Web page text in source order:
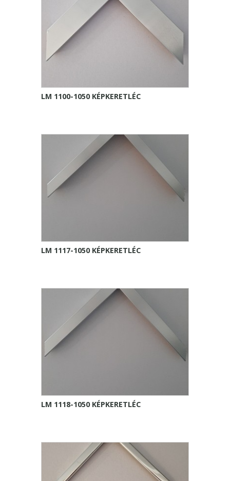
LM 1100-1050 KÉPKERETLÉC
LM 1117-1050 KÉPKERETLÉC
LM 1118-1050 KÉPKERETLÉC